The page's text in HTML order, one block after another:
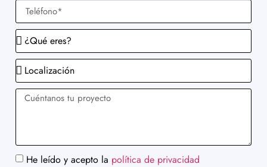
He leído y acepto la política de privacidad